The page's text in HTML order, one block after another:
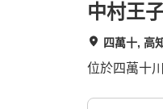
中村王
四萬十, 高
位於四萬十